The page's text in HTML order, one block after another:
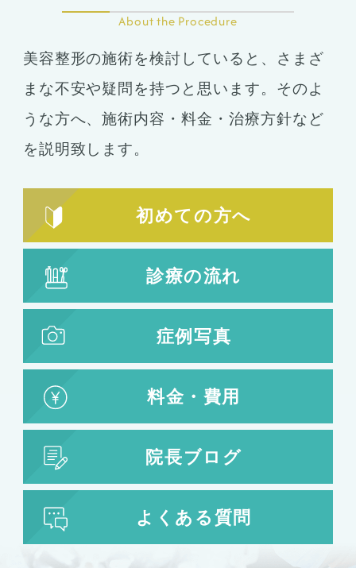
About the Procedure
美容整形の施術を検討していると、さまざ
まな不安や疑問を持つと思います。そのよ
うな方へ、施術内容・料金・治療方針など
を説明致します。
初めての方へ
診療の流れ
症例写真
料金・費用
院長ブログ
よくある質問